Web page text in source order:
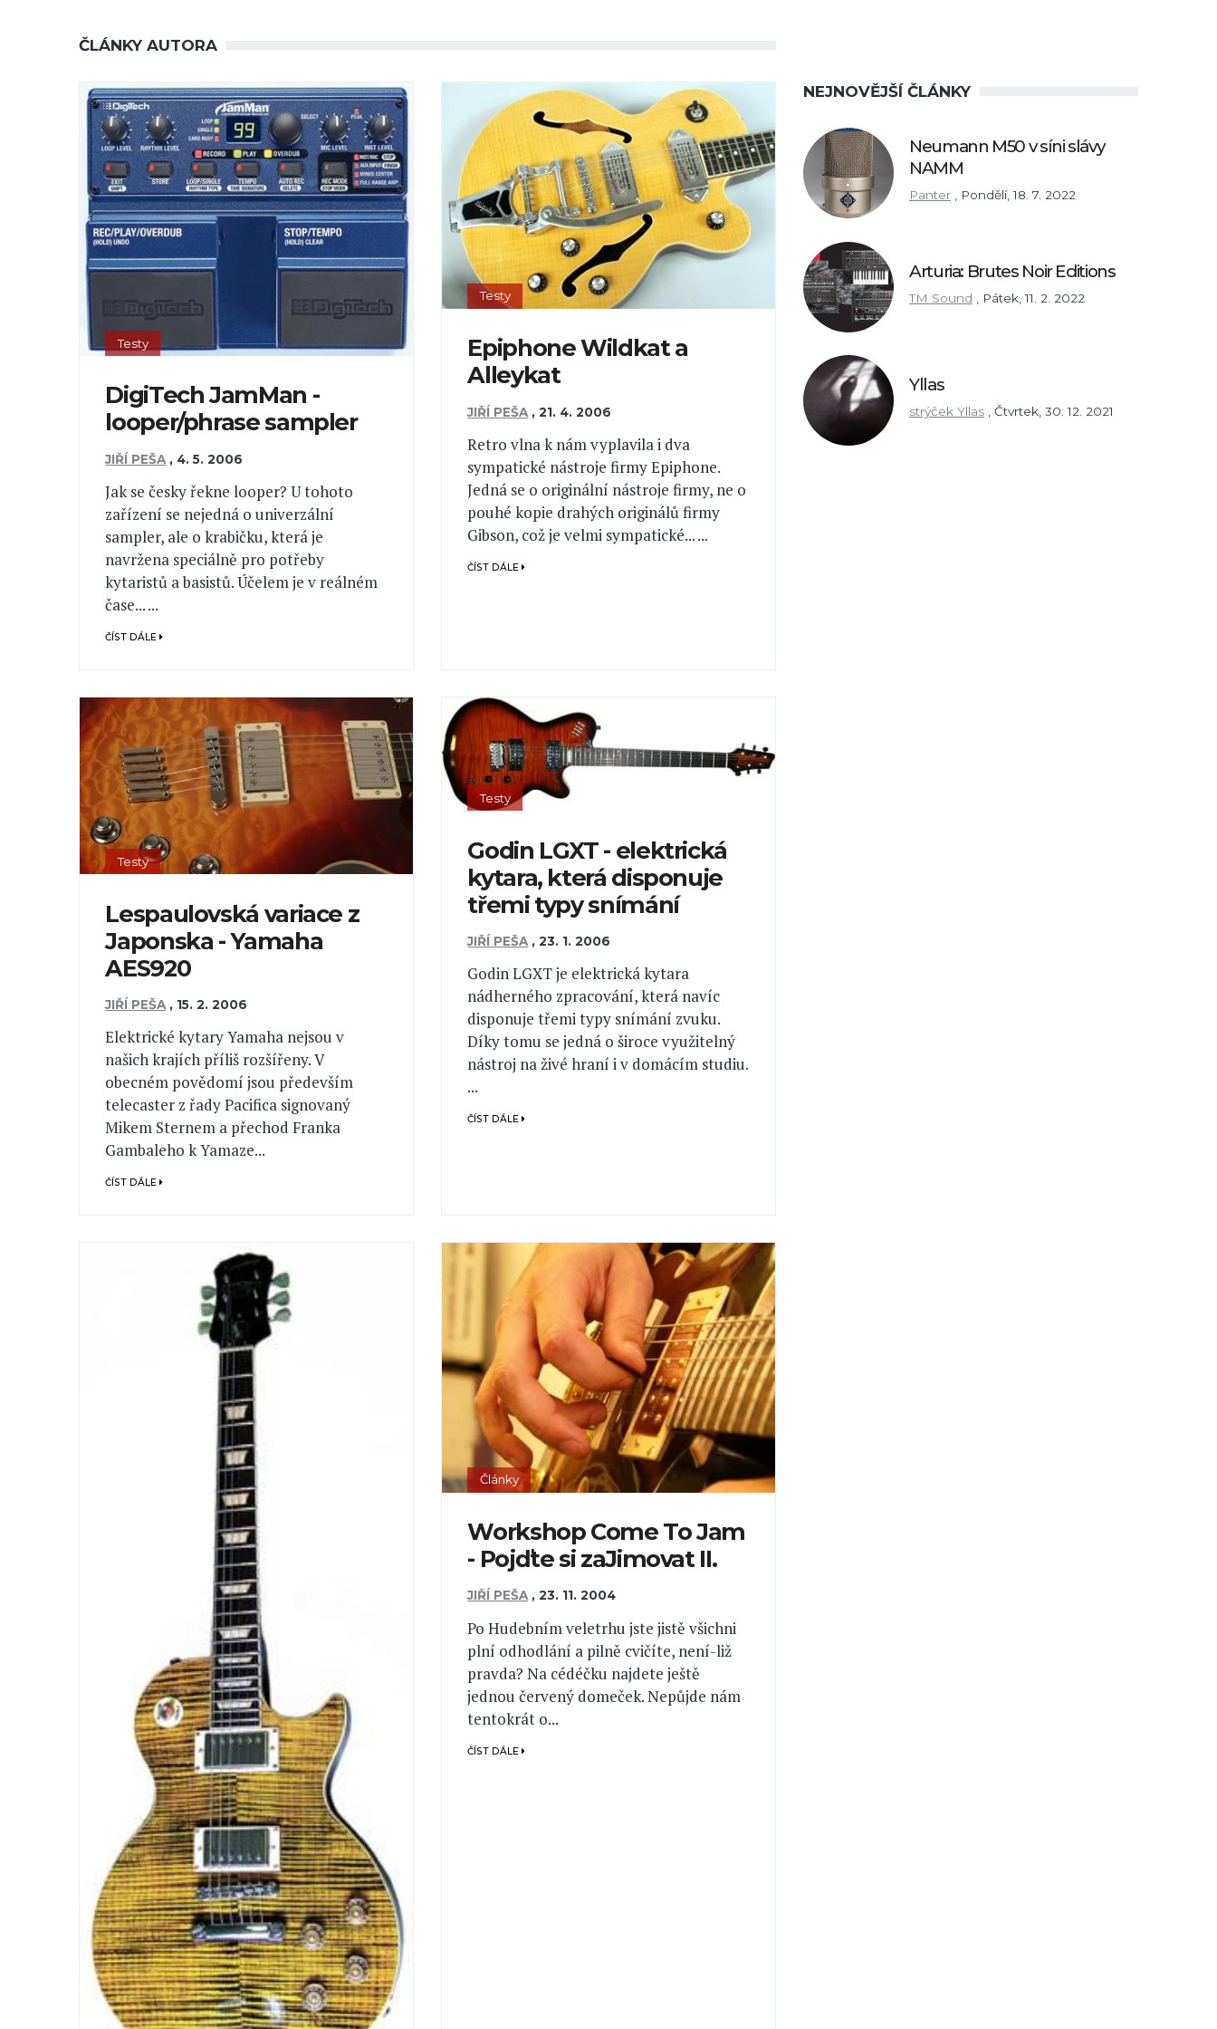
ČLÁNKY AUTORA
Testy
DigiTech JamMan -
looper/phrase sampler
JIŘÍ PEŠA , 4. 5. 2006
Jak se česky řekne looper? U tohoto
zařízení se nejedná o univerzální
sampler, ale o krabičku, která je
navržena speciálně pro potřeby
kytaristů a basistů. Účelem je v reálném
čase... ...
ČÍST DÁLE
Testy
Epiphone Wildkat a
Alleykat
JIŘÍ PEŠA ,21. 4. 2006
Retro vlna k nám vyplavila i dva
sympatické nástroje firmy Epiphone.
Jedná se o originální nástroje firmy, ne o
pouhé kopie drahých originálů firmy
Gibson, což je velmi sympatické... ...
ČÍST DÁLE
Testy
Lespaulovská variace z
Japonska - Yamaha
AES920
JIŘÍ PEŠA , 15. 2. 2006
Elektrické kytary Yamaha nejsou v
našich krajích příliš rozšířeny. V
obecném povědomí jsou především
telecaster z řady Pacifica signovaný
Mikem Sternem a přechod Franka
Gambaleho k Yamaze...
ČÍST DÁLE
Testy
Godin LGXT - elektrická
kytara, která disponuje
třemi typy snímání
JIŘÍ PEŠA ,23. 1. 2006
Godin LGXT je elektrická kytara
nádherného zpracování, která navíc
disponuje třemi typy snímání zvuku.
Díky tomu se jedná o široce využitelný
nástroj na živé hraní i v domácím studiu.
...
ČÍST DÁLE
Články
Workshop Come To Jam
- Pojďte si zaJimovat II.
JIŘÍ PEŠA ,23. 11. 2004
Po Hudebním veletrhu jste jistě všichni
plní odhodlání a pilně cvičíte, není-liž
pravda? Na cédéčku najdete ještě
jednou červený domeček. Nepůjde nám
tentokrát o...
ČÍST DÁLE
NEJNOVĚJŠÍ ČLÁNKY
Neumann M50 v síni slávy
NAMM
Panter , Pondělí, 18. 7. 2022
Arturia: Brutes Noir Editions
TM Sound Pátek, 11. 2. 2022
Yllas
strýček Yllas , Čtvrtek, 30. 12. 2021